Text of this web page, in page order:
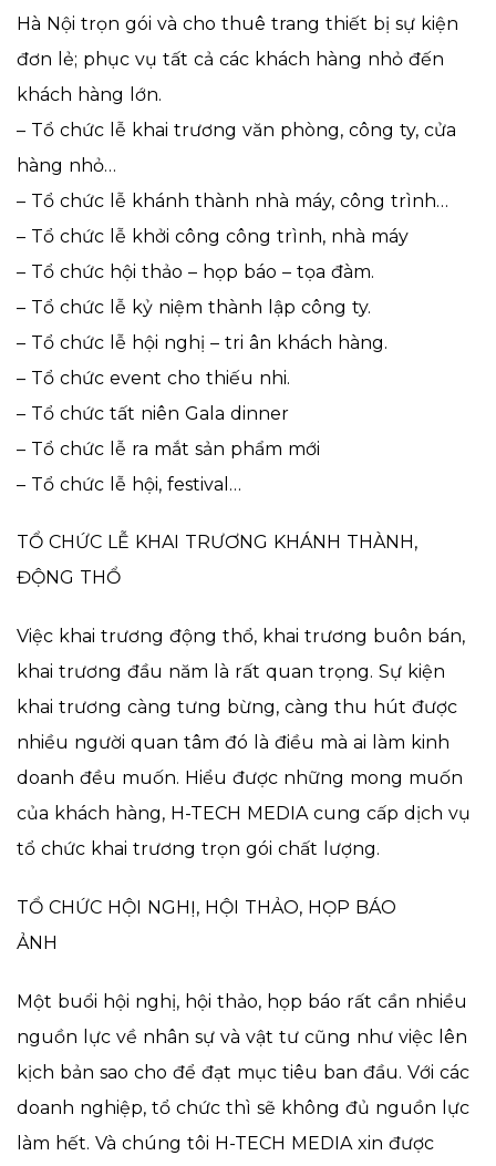
Hà Nội trọn gói và cho thuê trang thiết bị sự kiện
đơn lẻ; phục vụ tất cả các khách hàng nhỏ đến
khách hàng lớn.
– Tổ chức lễ khai trương văn phòng, công ty, cửa
hàng nhỏ…
– Tổ chức lễ khánh thành nhà máy, công trình…
– Tổ chức lễ khởi công công trình, nhà máy
– Tổ chức hội thảo – họp báo – tọa đàm.
– Tổ chức lễ kỷ niệm thành lập công ty.
– Tổ chức lễ hội nghị – tri ân khách hàng.
– Tổ chức event cho thiếu nhi.
– Tổ chức tất niên Gala dinner
– Tổ chức lễ ra mắt sản phẩm mới
– Tổ chức lễ hội, festival…
TỔ CHỨC LỄ KHAI TRƯƠNG KHÁNH THÀNH,
ĐỘNG THỔ
Việc khai trương động thổ, khai trương buôn bán,
khai trương đầu năm là rất quan trọng. Sự kiện
khai trương càng tưng bừng, càng thu hút được
nhiều người quan tâm đó là điều mà ai làm kinh
doanh đều muốn. Hiểu được những mong muốn
của khách hàng, H-TECH MEDIA cung cấp dịch vụ
tổ chức khai trương trọn gói chất lượng.
TỔ CHỨC HỘI NGHỊ, HỘI THẢO, HỌP BÁO
ẢNH
Một buổi hội nghị, hội thảo, họp báo rất cần nhiều
nguồn lực về nhân sự và vật tư cũng như việc lên
kịch bản sao cho để đạt mục tiêu ban đầu. Với các
doanh nghiệp, tổ chức thì sẽ không đủ nguồn lực
làm hết. Và chúng tôi H-TECH MEDIA xin được